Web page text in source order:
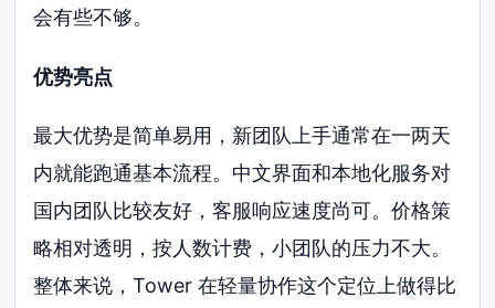
会有些不够。
优势亮点
最大优势是简单易用，新团队上手通常在一两天
内就能跑通基本流程。中文界面和本地化服务对
国内团队比较友好，客服响应速度尚可。价格策
略相对透明，按人数计费，小团队的压力不大。
整体来说，Tower 在轻量协作这个定位上做得比